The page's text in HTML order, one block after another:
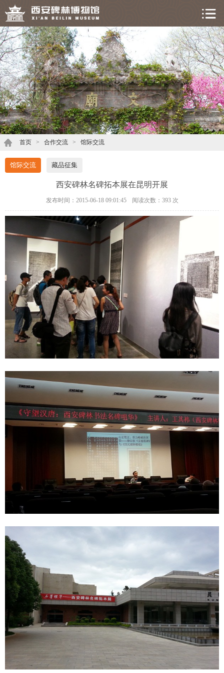
首页 > 合作交流 > 馆际交流
馆际交流 藏品征集
西安碑林名碑拓本展在昆明开展
发布时间：2015-06-18 09:01:45 阅读次数： 393 次